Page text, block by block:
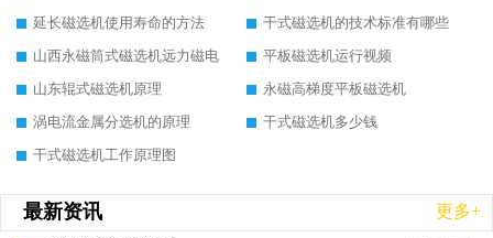
延长磁选机使用寿命的方法
干式磁选机的技术标准有哪些
山西永磁筒式磁选机远力磁电
平板磁选机运行视频
山东辊式磁选机原理
永磁高梯度平板磁选机
涡电流金属分选机的原理
干式磁选机多少钱
干式磁选机工作原理图
最新资讯 更多+